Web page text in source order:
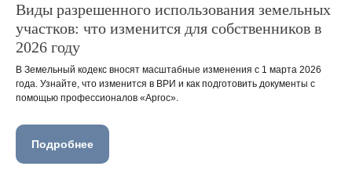
Виды разрешенного использования земельных
участков: что изменится для собственников в
2026 году
В Земельный кодекс вносят масштабные изменения с 1 марта 2026
года. Узнайте, что изменится в ВРИ и как подготовить документы с
помощью профессионалов «Аргос».
Подробнее